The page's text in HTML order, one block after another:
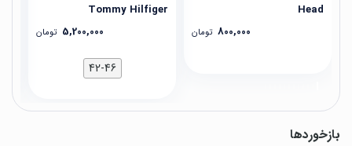
Head
800,000 تومان
Tommy Hilfiger
5,200,000 تومان
42-46
بازخوردها